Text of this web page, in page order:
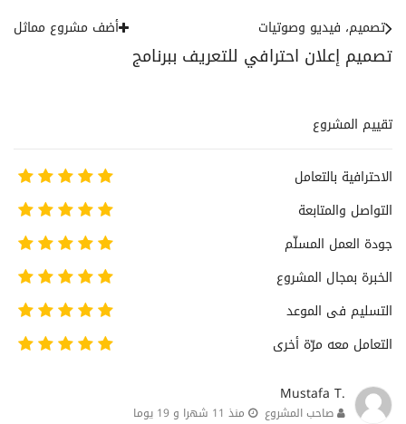
تصميم إعلان احترافي للتعريف ببرنامج
تصميم، فيديو وصوتيات أضف مشروع مماثل
تقييم المشروع
الاحترافية بالتعامل
التواصل والمتابعة
جودة العمل المسلّم
الخبرة بمجال المشروع
التسليم فى الموعد
التعامل معه مرّة أخرى
Mustafa T.
صاحب المشروع منذ 11 شهرا و 19 يوما